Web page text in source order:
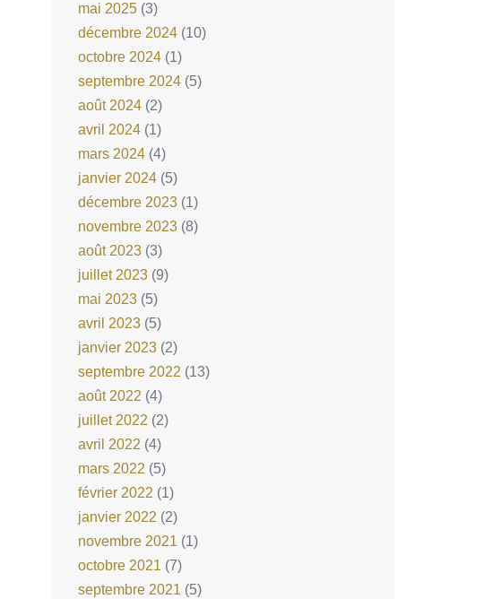
mai 2025(3)
décembre 2024(10)
octobre 2024(1)
septembre 2024(5)
août 2024(2)
avril 2024(1)
mars 2024(4)
janvier 2024(5)
décembre 2023(1)
novembre 2023(8)
août 2023(3)
juillet 2023(9)
mai 2023(5)
avril 2023(5)
janvier 2023(2)
septembre 2022 (13)
août 2022 (4)
juillet 2022 (2)
avril 2022 (4)
mars 2022 (5)
février 2022 (1)
janvier 2022 (2)
novembre 2021(1)
octobre 2021(7)
septembre 2021(5)